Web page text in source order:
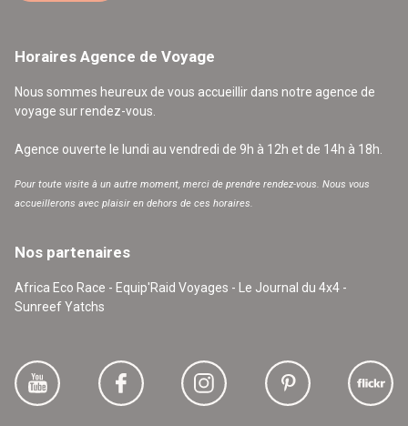
Horaires Agence de Voyage
Nous sommes heureux de vous accueillir dans notre agence de
voyage sur rendez-vous.
Agence ouverte le lundi au vendredi de 9h à 12h et de 14h à 18h.
Pour toute visite à un autre moment, merci de prendre rendez-vous. Nous vous
accueillerons avec plaisir en dehors de ces horaires.
Nos partenaires
Africa Eco Race - Equip'Raid Voyages - Le Journal du 4x4 -
Sunreef Yatchs